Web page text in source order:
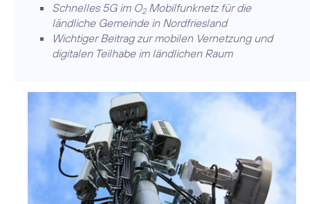
Schnelles 5G im O2Mobilfunknetz für die
ländliche Gemeinde in Nordfriesland
Wichtiger Beitrag zur mobilen Vernetzung und
digitalen Teilhabe im ländlichen Raum